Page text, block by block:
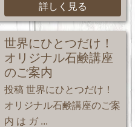
詳しく見る
世界にひとつだけ！
オリジナル石鹸講座
のご案内
投稿 世界にひとつだけ！
オリジナル石鹸講座のご案
内 は ガ ...